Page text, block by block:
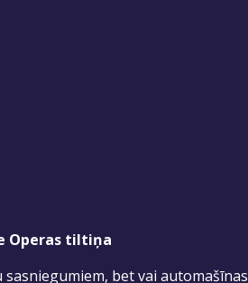
Operas tiltiņa
bet vai